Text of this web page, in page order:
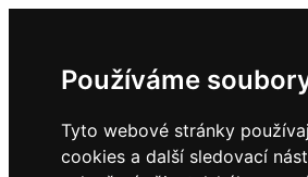
Používáme
Tyto webové stránky
cookies a další sledovací